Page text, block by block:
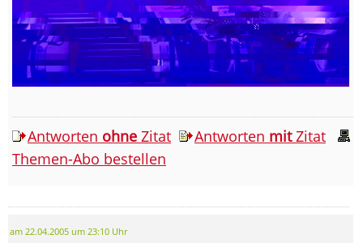
Antworten ohne Zitat Antworten mitZitat
Themen-Abo bestellen
am 22.04.2005 um 23:10 Uhr